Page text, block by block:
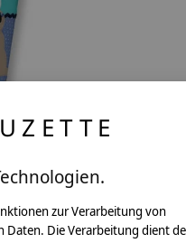
aus Stoff mit
Erdmännchen
zur Verarbeitung von
Die Verarbeitung dient